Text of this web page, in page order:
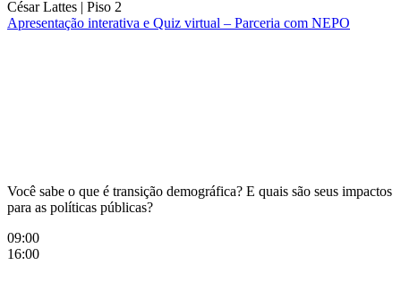
César Lattes | Piso 2
Apresentação interativa e Quiz virtual – Parceria com NEPO
Você sabe o que é transição demográfica? E quais são seus impactos
para as políticas públicas?
09:00
16:00